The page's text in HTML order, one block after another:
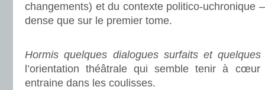
changements) et du contexte politico-uchronique
dense que sur le premier tome.
Hormis quelques dialogues surfaits et quelques
l’orientation théâtrale qui semble tenir à
entraine dans les coulisses.